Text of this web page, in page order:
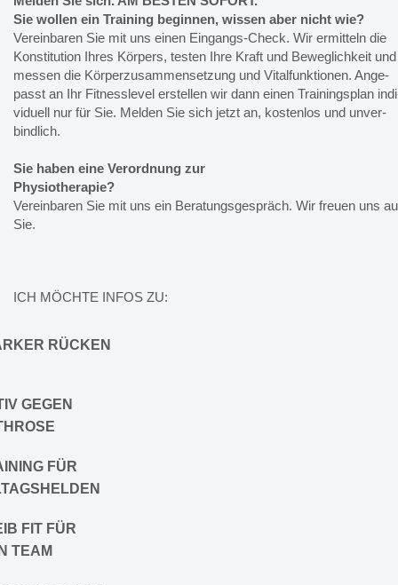
Sie wollen ein Training beginnen, wissen aber nicht wie?
Vereinbaren Sie mit uns einen Ein­gangs-­Check. Wir ermitteln die
Konsti­tution Ihres Körpers, testen Ihre Kraft und Beweg­lich­keit und
messen die Körper­zu­sammen­setzung und Vital­funk­tionen. An­ge­
passt an Ihr Fit­ness­level er­stellen wir dann einen Trainings­plan
vi­duell nur für Sie. Melden Sie sich jetzt an, kosten­los und un­ver­
bind­lich.
Sie haben eine Verordnung zur
Physio­therapie?
Vereinbaren Sie mit uns ein Beratungs­gespräch. Wir freuen uns
Sie.
ICH MÖCHTE INFOS ZU:
RÜCKEN
GEGEN
FÜR
FIT FÜR
TEAM